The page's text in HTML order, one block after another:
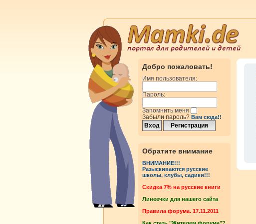
Добро пожаловать!
Имя пользователя:
Пароль:
Запомнить меня
Забыли пароль? Вам сюда!!
Обратите внимание
ВНИМАНИЕ!!!
Разыскиваются русские
школы, клубы, садики!!!
Cкидка 7% на русские книги
Линеечки для нашего сайта
Правила форума. 17.11.2011